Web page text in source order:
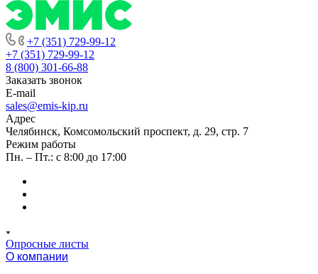
+7 (351) 729-99-12
+7 (351) 729-99-12
8 (800) 301-66-88
Заказать звонок
E-mail
sales@emis-kip.ru
Адрес
Челябинск, Комсомольский проспект, д. 29, стр. 7
Режим работы
Пн. – Пт.: с 8:00 до 17:00
Опросные листы
О компании